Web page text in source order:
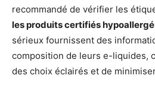
recommandé de vérifier les
les produits certifiés
sérieux fournissent des
composition de leurs e-liquides,
des choix éclairés et de